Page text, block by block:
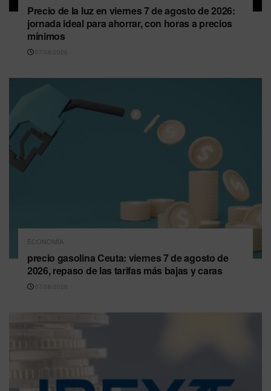
Precio de la luz en viernes 7 de agosto de 2026:
jornada ideal para ahorrar, con horas a precios
mínimos
07/08/2026
ECONOMÍA
precio gasolina Ceuta: viernes 7 de agosto de
2026, repaso de las tarifas más bajas y caras
07/08/2026